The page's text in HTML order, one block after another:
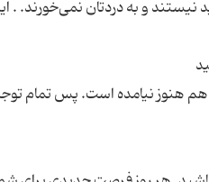
و به دردتان نمی‌خورند. .
هنوز نیامده است. پس تمام